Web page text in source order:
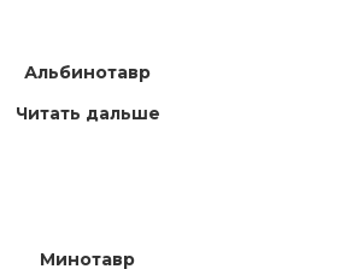
Альбинотавр
Читать дальше
Минотавр